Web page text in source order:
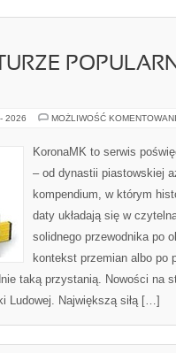
2026 MOŻLIWOŚĆ
KoronaMK to serwis
– od dynastii piastowskiej
kompendium, w którym
daty układają się w
solidnego przewodnika po
kontekst przemian albo po
taką przystanią. Nowości na
Ludowej. Największą siłą […]